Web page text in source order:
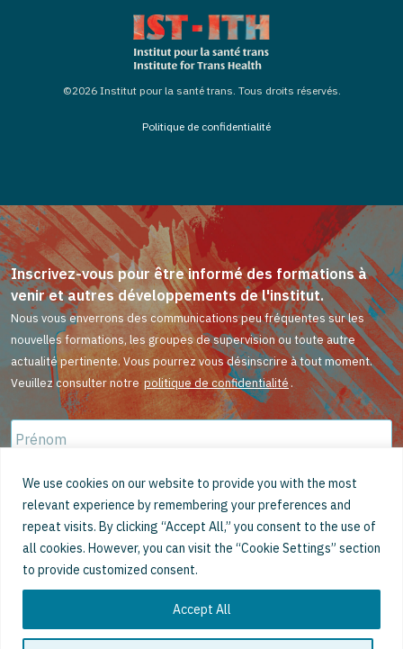
We use cookies on our website to provide you with the most
relevant experience by remembering your preferences and
repeat visits. By clicking “Accept All,” you consent to the use of
all cookies. However, you can visit the “Cookie Settings” section
to provide customized consent.
Accept All
©2026 Institut pour la santé trans. Tous droits réservés.
Politique de confidentialité
Inscrivez-vous pour être informé des formations à
venir et autres développements de l'institut.
Nous vous enverrons des communications peu fréquentes sur les
nouvelles formations, les groupes de supervision ou toute autre
actualité pertinente. Vous pourrez vous désinscrire à tout moment.
Veuillez consulter notrepolitique de confidentialité.
Prénom *
Nom
de
famille
*
Courriel *